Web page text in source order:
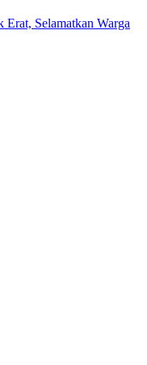
Selamatkan Warga